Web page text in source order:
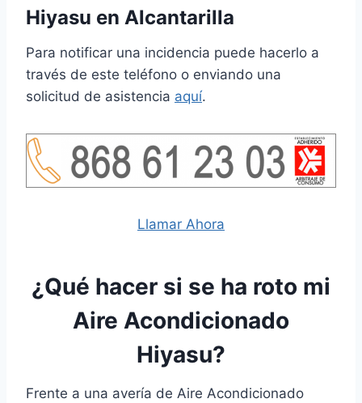
Hiyasu en Alcantarilla
Para notificar una incidencia puede hacerlo a
través de este teléfono o enviando una
solicitud de asistencia aquí.
Llamar Ahora
¿Qué hacer si se ha roto mi
Aire Acondicionado
Hiyasu?
Frente a una avería de Aire Acondicionado